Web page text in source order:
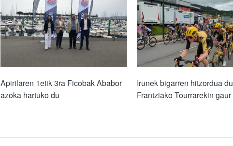
Apirilaren 1etik 3ra Ficobak Ababor
azoka hartuko du
Irunek bigarren hitzordua du
Frantziako Tourrarekin gaur